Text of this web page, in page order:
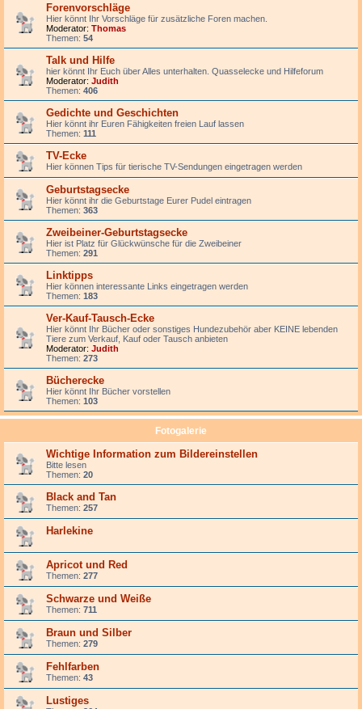
Forenvorschläge
Hier könnt Ihr Vorschläge für zusätzliche Foren machen.
Moderator: Thomas
Themen: 54
Talk und Hilfe
hier könnt Ihr Euch über Alles unterhalten. Quasselecke und Hilfeforum
Moderator: Judith
Themen: 406
Gedichte und Geschichten
Hier könnt ihr Euren Fähigkeiten freien Lauf lassen
Themen: 111
TV-Ecke
Hier können Tips für tierische TV-Sendungen eingetragen werden
Geburtstagsecke
Hier könnt ihr die Geburtstage Eurer Pudel eintragen
Themen: 363
Zweibeiner-Geburtstagsecke
Hier ist Platz für Glückwünsche für die Zweibeiner
Themen: 291
Linktipps
Hier können interessante Links eingetragen werden
Themen: 183
Ver-Kauf-Tausch-Ecke
Hier könnt Ihr Bücher oder sonstiges Hundezubehör aber KEINE lebenden
Tiere zum Verkauf, Kauf oder Tausch anbieten
Moderator: Judith
Themen: 273
Bücherecke
Hier könnt Ihr Bücher vorstellen
Themen: 103
Fotogalerie
Wichtige Information zum Bildereinstellen
Bitte lesen
Themen: 20
Black and Tan
Themen: 257
Harlekine
Apricot und Red
Themen: 277
Schwarze und Weiße
Themen: 711
Braun und Silber
Themen: 279
Fehlfarben
Themen: 43
Lustiges